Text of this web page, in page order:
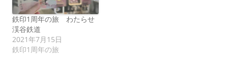
鉄印1周年の旅 わたらせ
渓谷鉄道
2021年7月15日
鉄印1周年の旅